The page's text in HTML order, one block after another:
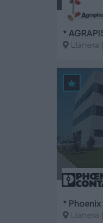
Llanera
Ver más
*
Llanera